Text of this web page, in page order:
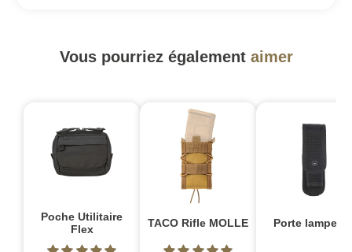
Vous pourriez également aimer
Poche Utilitaire
Flex
TACO Rifle MOLLE Porte lampe